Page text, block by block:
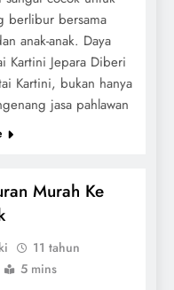
berlibur bersama
anak-anak. Daya
Kartini Jepara Diberi
Kartini, bukan hanya
jasa pahlawan
Murah Ke
11 tahun
5 mins